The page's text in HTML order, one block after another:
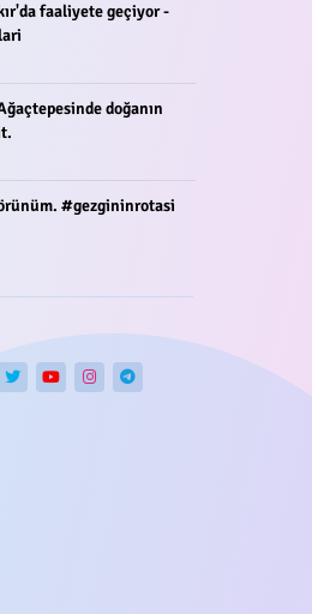
faaliyete geçiyor -
doğanın
#gezgininrotasi